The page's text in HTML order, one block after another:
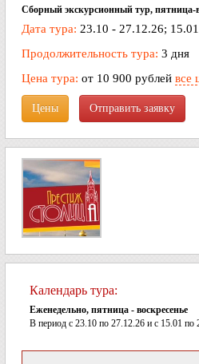
Сборный экскурсионный тур, пятница-
Дата тура: 23.10 - 27.12.26;
Продолжительность тура: 3 дня
Цена тура: от 10 900 рублей все
Цены
Календарь тура:
Еженедельно, пятница - воскресенье
В период c 23.10 по 27.12.26 и с 15.01 по